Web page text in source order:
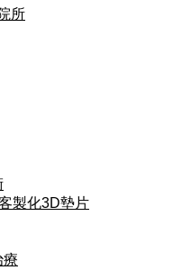
所
製化3D墊片
療